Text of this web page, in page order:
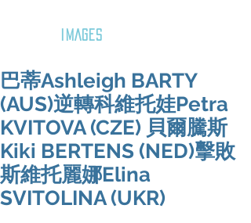
IMAGES
巴蒂Ashleigh BARTY
(AUS)逆轉科維托娃Petra
KVITOVA (CZE) 貝爾騰斯
Kiki BERTENS (NED)擊敗
斯維托麗娜Elina
SVITOLINA (UKR)